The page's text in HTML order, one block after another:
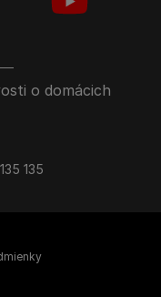
o domácich
135